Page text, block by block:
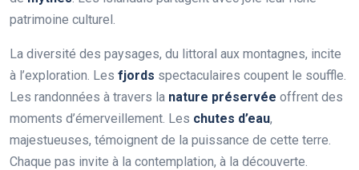
patrimoine culturel.
La diversité des paysages, du littoral aux montagnes, incite
à l’exploration. Les fjords spectaculaires coupent le souffle.
Les randonnées à travers la nature préservée offrent des
moments d’émerveillement. Les chutes d’eau,
majestueuses, témoignent de la puissance de cette terre.
Chaque pas invite à la contemplation, à la découverte.